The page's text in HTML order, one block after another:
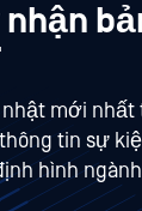
nhật mới nhất
thông tin sự
hình